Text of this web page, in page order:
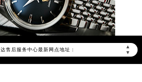
▲
▼
北京市售后服务网络优化升级公告
市雷达官方售后客户服务热线：400-801-5621
售后服务中心最新网点地址：
北京市东城区东长安街1号东方广场写字楼W3座6层602室（需提前预约）